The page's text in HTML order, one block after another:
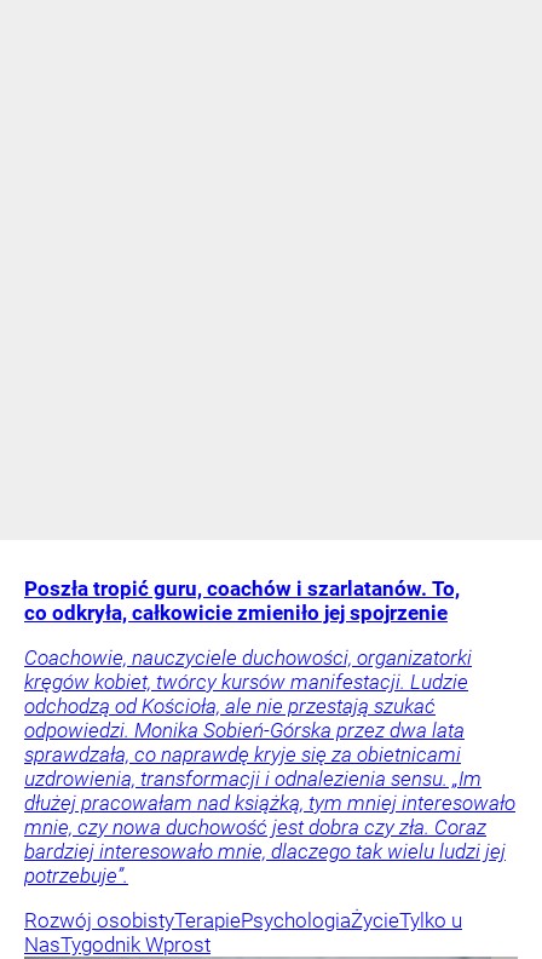
Poszła tropić guru, coachów i szarlatanów. To,
co odkryła, całkowicie zmieniło jej spojrzenie
Coachowie, nauczyciele duchowości, organizatorki
kręgów kobiet, twórcy kursów manifestacji. Ludzie
odchodzą od Kościoła, ale nie przestają szukać
odpowiedzi. Monika Sobień-Górska przez dwa lata
sprawdzała, co naprawdę kryje się za obietnicami
uzdrowienia, transformacji i odnalezienia sensu. „Im
dłużej pracowałam nad książką, tym mniej interesowało
mnie, czy nowa duchowość jest dobra czy zła. Coraz
bardziej interesowało mnie, dlaczego tak wielu ludzi jej
potrzebuje”.
Rozwój osobistyTerapiePsychologiaŻycieTylko u
NasTygodnik Wprost